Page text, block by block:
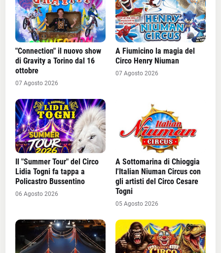
"Connection" il nuovo show
di Gravity a Torino dal 16
ottobre
07 Agosto 2026
A Fiumicino la magia del
Circo Henry Niuman
07 Agosto 2026
Il "Summer Tour" del Circo
Lidia Togni fa tappa a
Policastro Bussentino
06 Agosto 2026
A Sottomarina di Chioggia
l'Italian Niuman Circus con
gli artisti del Circo Cesare
Togni
05 Agosto 2026